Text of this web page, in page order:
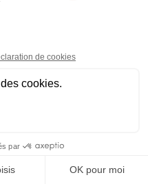
?
interne,
donner
connecter les
du Digital